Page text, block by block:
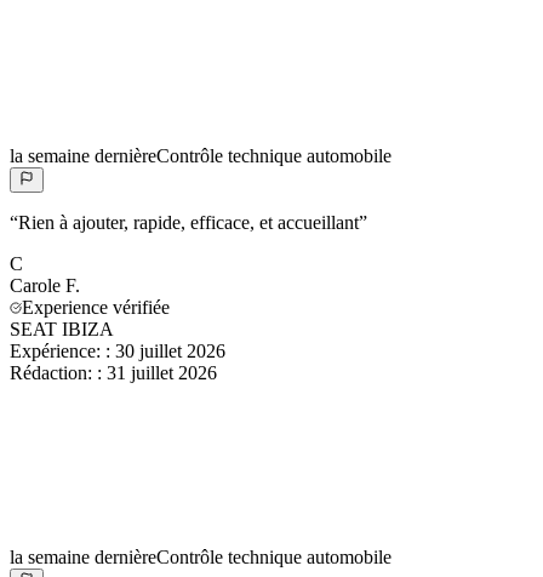
la semaine dernièreContrôle technique automobile
“Rien à ajouter, rapide, efficace, et accueillant”
C
Carole F.
Experience vérifiée
SEAT IBIZA
Expérience: : 30 juillet 2026
Rédaction: : 31 juillet 2026
la semaine dernièreContrôle technique automobile